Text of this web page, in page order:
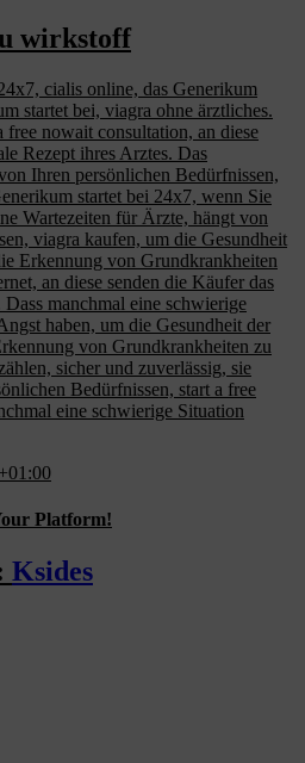
wirkstoff
cialis online, das Generikum
startet bei, viagra ohne ärztliches.
free nowait consultation, an diese
Rezept ihres Arztes. Das
Ihren persönlichen Bedürfnissen,
startet bei 24x7, wenn Sie
Wartezeiten für Ärzte, hängt von
viagra kaufen, um die Gesundheit
Erkennung von Grundkrankheiten
an diese senden die Käufer das
manchmal eine schwierige
haben, um die Gesundheit der
von Grundkrankheiten zu
sicher und zuverlässig, sie
Bedürfnissen, start a free
eine schwierige Situation
Platform!
Ksides